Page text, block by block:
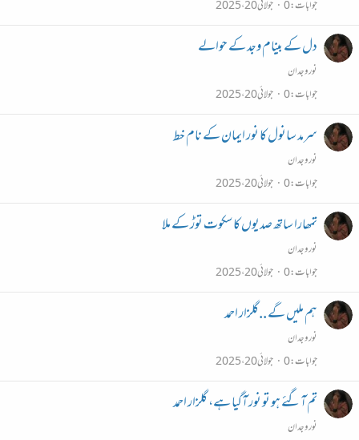
جوابات 0 جولائی 20، 2025
دل کے بینام وجد کے حوالے
نور وجدان
جوابات 0 جولائی 20، 2025
سرمد سانول کا نور ایمان کے نام خط
نور وجدان
جوابات 0 جولائی 20، 2025
تمھارا ساتھ صدیوں کا سکوت توڑ کے ملا
نور وجدان
جوابات 0 جولائی 20، 2025
ہم ملیں گے ..گلزار احمد
نور وجدان
جوابات 0 جولائی 20، 2025
تم آگئے ہو تو نور آگیا ہے، گلزار احمد
نور وجدان